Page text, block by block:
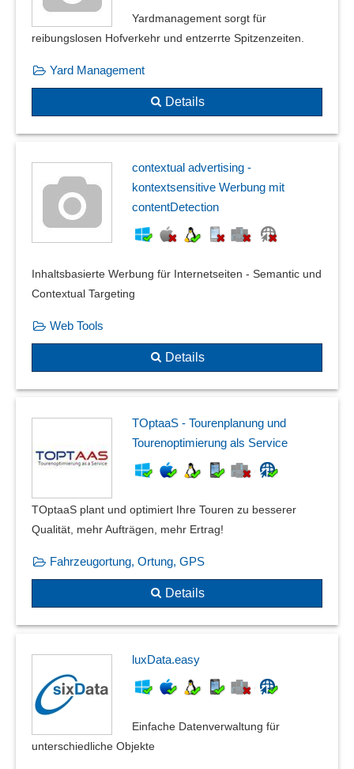
Yardmanagement sorgt für
reibungslosen Hofverkehr und entzerrte Spitzenzeiten.
Yard Management
Details
contextual advertising -
kontextsensitive Werbung mit
contentDetection
Inhaltsbasierte Werbung für Internetseiten - Semantic und
Contextual Targeting
Web Tools
Details
TOptaaS - Tourenplanung und
Tourenoptimierung als Service
TOptaaS plant und optimiert Ihre Touren zu besserer
Qualität, mehr Aufträgen, mehr Ertrag!
Fahrzeugortung, Ortung, GPS
Details
luxData.easy
Einfache Datenverwaltung für
unterschiedliche Objekte